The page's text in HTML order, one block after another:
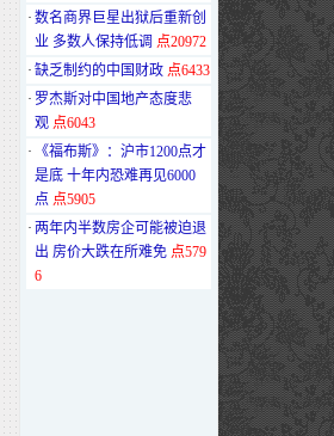
· 数名商界巨星出狱后重新创
业 多数人保持低调 点20972
· 缺乏制约的中国财政 点6433
· 罗杰斯对中国地产态度悲
观 点6043
·
《福布斯》：沪市1200点才
是底 十年内恐难再见6000
点 点5905
· 两年内半数房企可能被迫退
出 房价大跌在所难免 点579
6